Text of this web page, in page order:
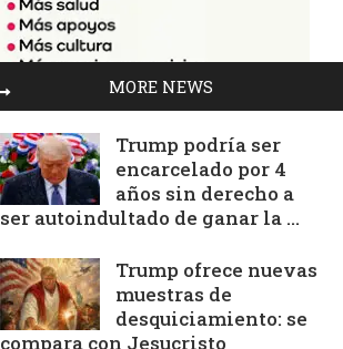
MORE NEWS
Trump podría ser
encarcelado por 4
años sin derecho a
ser autoindultado de ganar la ...
Trump ofrece nuevas
muestras de
desquiciamiento: se
compara con Jesucristo